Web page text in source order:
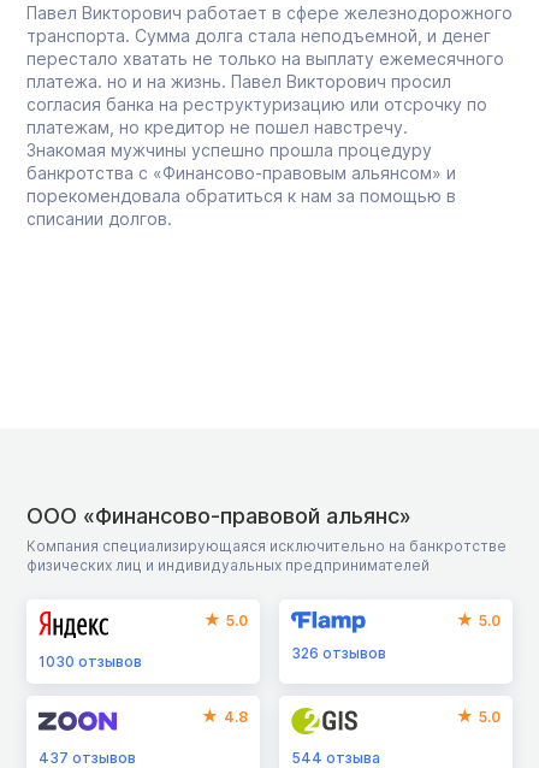
Павел Викторович работает в сфере железнодорожного
транспорта. Сумма долга стала неподъемной, и денег
перестало хватать не только на выплату ежемесячного
платежа. но и на жизнь. Павел Викторович просил
согласия банка на реструктуризацию или отсрочку по
платежам, но кредитор не пошел навстречу.
Знакомая мужчины успешно прошла процедуру
банкротства с «Финансово-правовым альянсом» и
порекомендовала обратиться к нам за помощью в
списании долгов.
ООО «Финансово-правовой альянс»
Компания специализирующаяся исключительно на банкротстве
физических лиц и индивидуальных предпринимателей
5.0
1030 отзывов
5.0
326отзывов
4.8
437 отзывов
5.0
544отзыва